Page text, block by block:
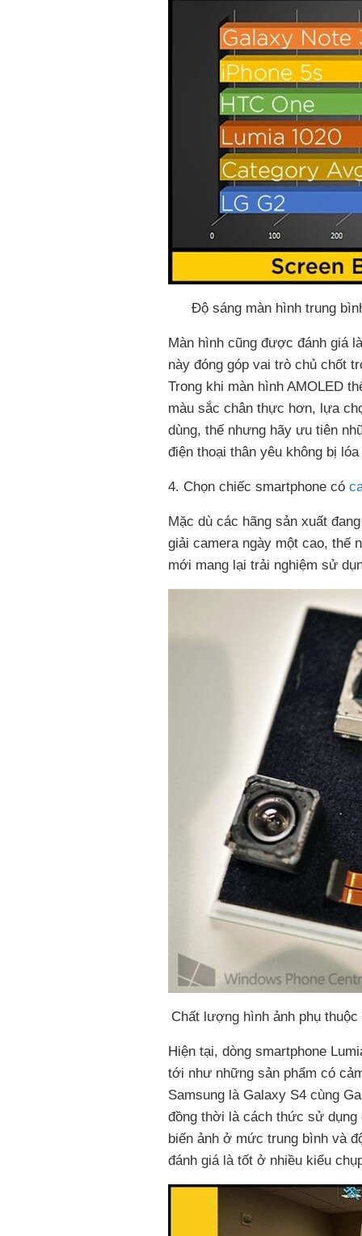
Độ sáng màn hình trung
Màn hình cũng được đánh giá
này đóng góp vai trò chủ chốt
Trong khi màn hình AMOLED
màu sắc chân thực hơn, lựa
dùng, thế nhưng hãy ưu tiên
điện thoại thân yêu không bị
4. Chọn chiếc smartphone có
Mặc dù các hãng sản xuất
giải camera ngày một cao, thế
mới mang lại trải nghiệm sử
Chất lượng hình ảnh phụ
Hiện tại, dòng smartphone
tới như những sản phẩm có
Samsung là Galaxy S4 cùng
đồng thời là cách thức sử
biến ảnh ở mức trung bình và
đánh giá là tốt ở nhiều kiểu